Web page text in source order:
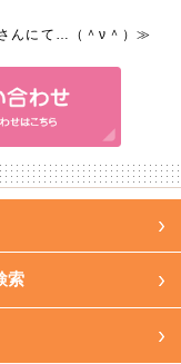
んにて…（＾ν＾）≫
索